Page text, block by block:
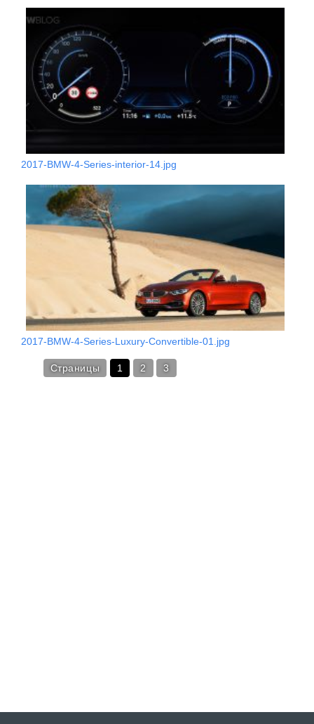
2017-BMW-4-Series-interior-14.jpg
2017-BMW-4-Series-Luxury-Convertible-01.jpg
Страницы 1 2 3